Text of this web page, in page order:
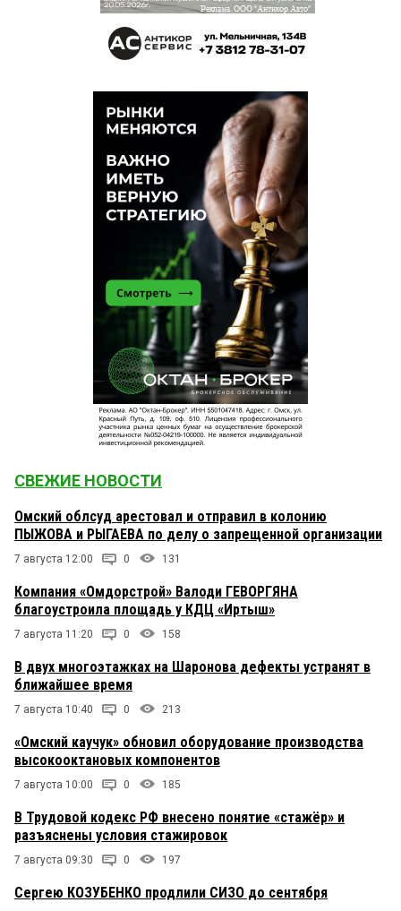
СВЕЖИЕ НОВОСТИ
Омский облсуд арестовал и отправил в колонию
ПЫЖОВА и РЫГАЕВА по делу о запрещенной организации
7 августа 12:00 0 131
Компания «Омдорстрой» Валоди ГЕВОРГЯНА
благоустроила площадь у КДЦ «Иртыш»
7 августа 11:20 0 158
В двух многоэтажках на Шаронова дефекты устранят в
ближайшее время
7 августа 10:40 0 213
«Омский каучук» обновил оборудование производства
высокооктановых компонентов
7 августа 10:00 0 185
В Трудовой кодекс РФ внесено понятие «стажёр» и
разъяснены условия стажировок
7 августа 09:30 0 197
Сергею КОЗУБЕНКО продлили СИЗО до сентября